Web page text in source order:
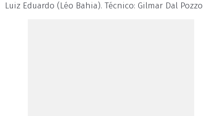
Luiz Eduardo (Léo Bahia). Técnico: Gilmar Dal Pozzo